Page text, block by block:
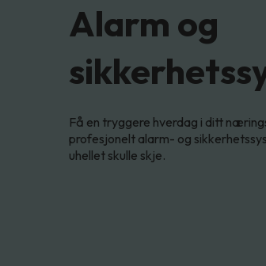
Alarm og
Få en tryggere hverdag i ditt
profesjonelt alarm- og
uhellet skulle skje.